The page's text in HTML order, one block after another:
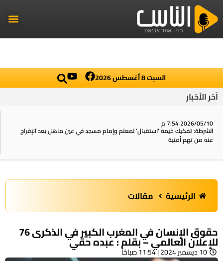
السبت 8 أغسطس 2026
آخر الأخبار
2026/05/10 7:54 م
الشرطة: تفكيك خيمة ‘استقبال‘ لمعلم وإمام مسجد في عين ماهل بعد الإفراج
عنه من تهم أمنية
الرئيسية مقالات
حقوق الإنسان في المغرب الكبير في الذكرى 76
للإعلان العالمي – بقلم : عبده حقي
10 ديسمبر 2024 | 11:54 صباحًا